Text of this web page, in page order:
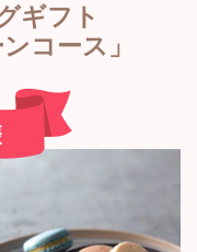
ギフト
コース」